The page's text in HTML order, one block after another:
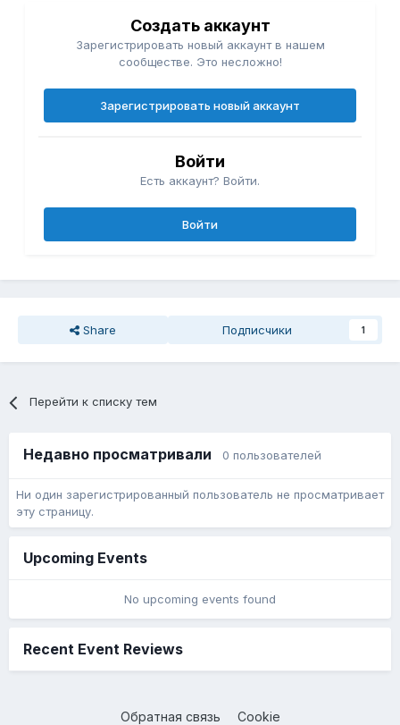
Создать аккаунт
Зарегистрировать новый аккаунт в нашем
сообществе. Это несложно!
Зарегистрировать новый аккаунт
Войти
Есть аккаунт? Войти.
Войти
Share Подписчики 1
Перейти к списку тем
Недавно просматривали 0 пользователей
Ни один зарегистрированный пользователь не просматривает
эту страницу.
Upcoming Events
No upcoming events found
Recent Event Reviews
Обратная связь Cookie